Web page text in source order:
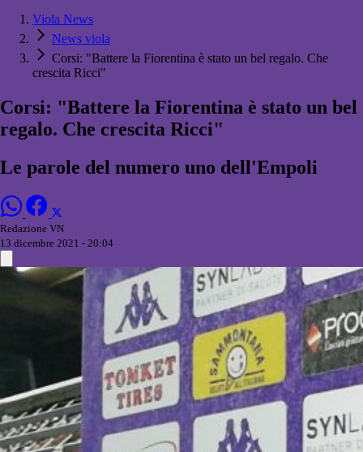
Viola News
News viola
Corsi: "Battere la Fiorentina è stato un bel regalo. Che
crescita Ricci"
Corsi: "Battere la Fiorentina è stato un bel
regalo. Che crescita Ricci"
Le parole del numero uno dell'Empoli
Redazione VN
13 dicembre 2021 - 20:04